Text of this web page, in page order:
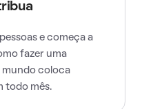
e começa a
fazer uma
mundo coloca
todo mês.